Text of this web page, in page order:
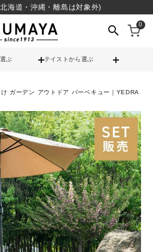
海道・沖縄・離島は対象外)
search 0
ぶ テイストから選ぶ
当日出荷
ガーデン アウトドア バーベキュー｜YEDRA